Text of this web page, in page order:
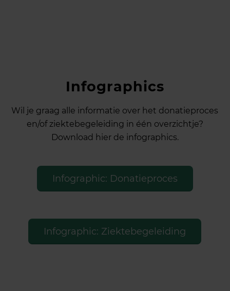
Infographics
Wil je graag alle informatie over het donatieproces
en/of ziektebegeleiding in één overzichtje?
Download hier de infographics.
Infographic: Donatieproces
Infographic: Ziektebegeleiding